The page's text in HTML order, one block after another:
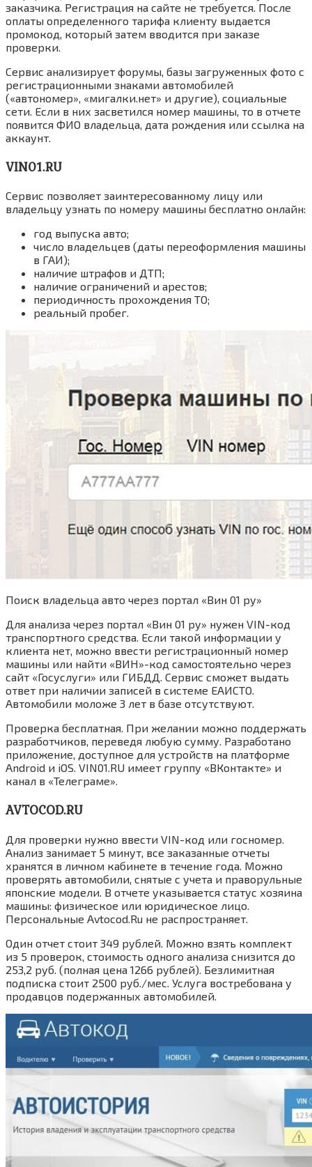
заказчика. Регистрация на сайте не требуется. После
оплаты определенного тарифа клиенту выдается
промокод, который затем вводится при заказе
проверки.
Сервис анализирует форумы, базы загруженных фото с
регистрационными знаками автомобилей
(«автономер», «мигалки.нет» и другие), социальные
сети. Если в них засветился номер машины, то в отчете
появится ФИО владельца, дата рождения или ссылка на
аккаунт.
VIN01.RU
Сервис позволяет заинтересованному лицу или
владельцу узнать по номеру машины бесплатно онлайн:
год выпуска авто;
число владельцев (даты переоформления машины
в ГАИ);
наличие штрафов и ДТП;
наличие ограничений и арестов;
периодичность прохождения ТО;
реальный пробег.
Поиск владельца авто через портал «Вин 01 ру»
Для анализа через портал «Вин 01 ру» нужен VIN-код
транспортного средства. Если такой информации у
клиента нет, можно ввести регистрационный номер
машины или найти «ВИН»-код самостоятельно через
сайт «Госуслуги» или ГИБДД. Сервис сможет выдать
ответ при наличии записей в системе ЕАИСТО.
Автомобили моложе 3 лет в базе отсутствуют.
Проверка бесплатная. При желании можно поддержать
разработчиков, переведя любую сумму. Разработано
приложение, доступное для устройств на платформе
Android и iOS. VIN01.RU имеет группу «ВКонтакте» и
канал в «Телеграме».
AVTOCOD.RU
Для проверки нужно ввести VIN-код или госномер.
Анализ занимает 5 минут, все заказанные отчеты
хранятся в личном кабинете в течение года. Можно
проверять автомобили, снятые с учета и праворульные
японские модели. В отчете указывается статус хозяина
машины: физическое или юридическое лицо.
Персональные Avtocod.Ru не распространяет.
Один отчет стоит 349 рублей. Можно взять комплект
из 5 проверок, стоимость одного анализа снизится до
253,2 руб. (полная цена 1266 рублей). Безлимитная
подписка стоит 2500 руб./мес. Услуга востребована у
продавцов подержанных автомобилей.